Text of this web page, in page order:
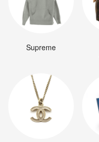
Supreme